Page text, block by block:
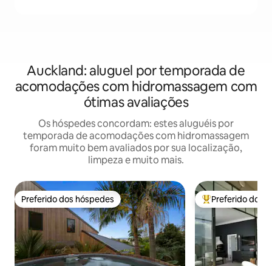
Auckland: aluguel por temporada de
acomodações com hidromassagem com
ótimas avaliações
Os hóspedes concordam: estes aluguéis por
temporada de acomodações com hidromassagem
foram muito bem avaliados por sua localização,
limpeza e muito mais.
Preferido dos hóspedes
Preferido dos hóspedes Entre os
Preferido dos